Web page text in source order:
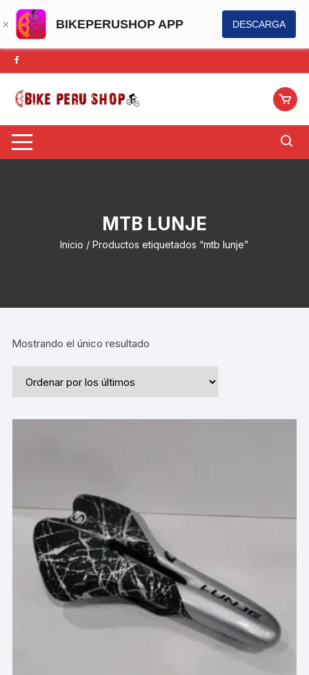
BIKEPERUSHOP APP DESCARGA
Saltar
al
contenido
MTB LUNJE
Inicio / Productos etiquetados “mtb lunje”
Mostrando el único resultado